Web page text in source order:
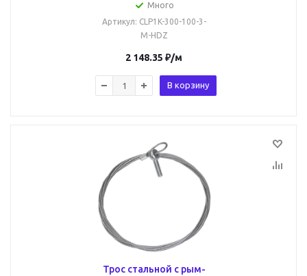
Много
Артикул: CLP1K-300-100-3-
M-HDZ
2 148.35 ₽/м
В корзину
Трос стальной с рым-